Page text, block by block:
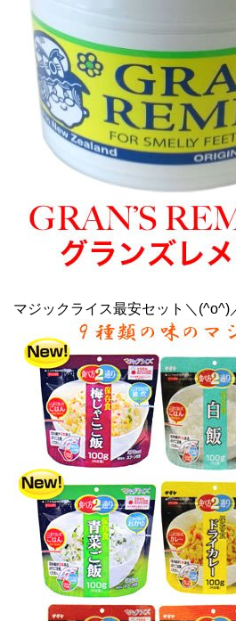
マジックライス最安セット＼(^o^)